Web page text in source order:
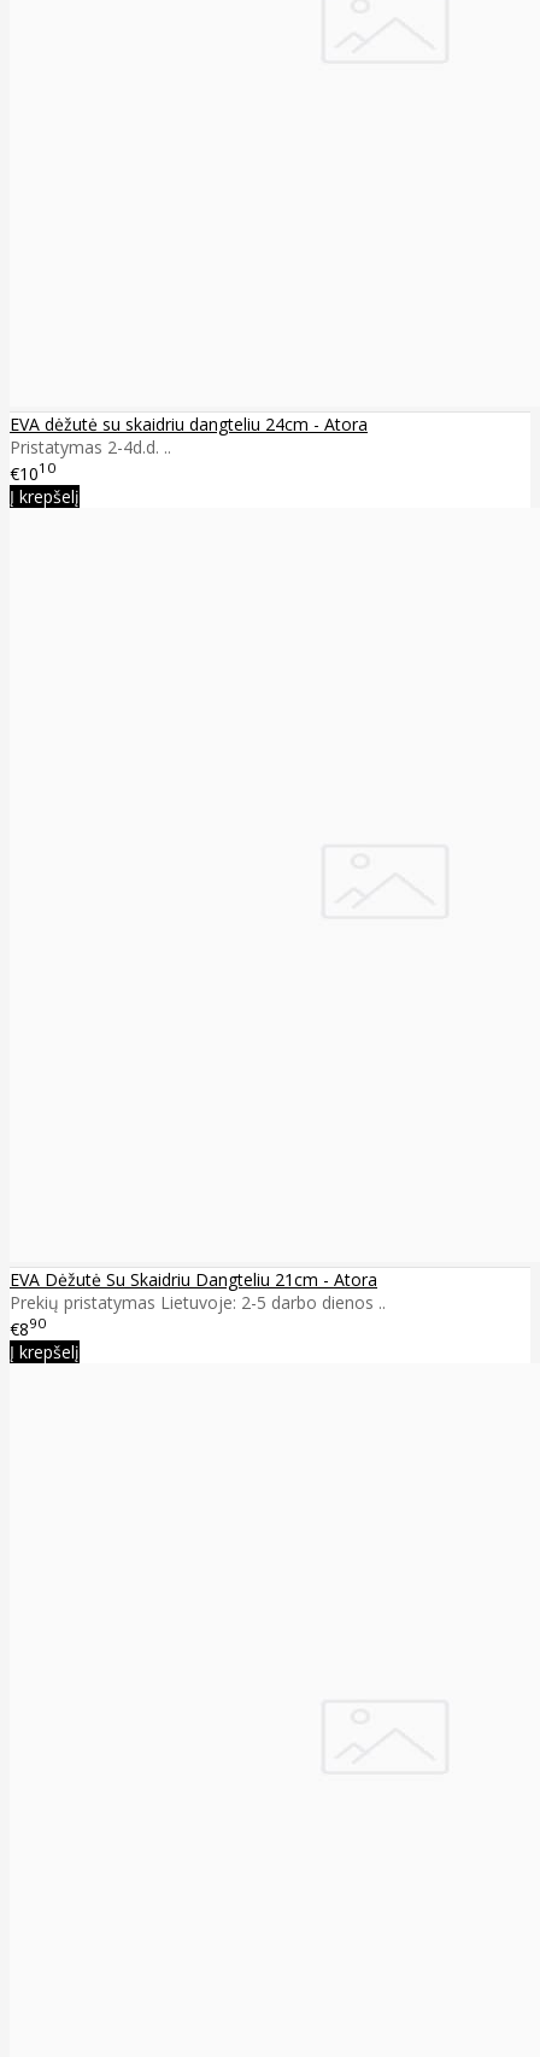
EVA dėžutė su skaidriu dangteliu 24cm - Atora
Pristatymas 2-4d.d. ..
€1010
Į krepšelį
EVA Dėžutė Su Skaidriu Dangteliu 21cm - Atora
Prekių pristatymas Lietuvoje: 2-5 darbo dienos ..
€890
Į krepšelį